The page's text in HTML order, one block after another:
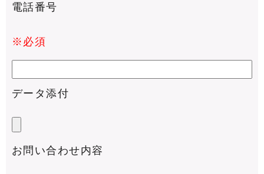
電話番号
※必須
データ添付
お問い合わせ内容